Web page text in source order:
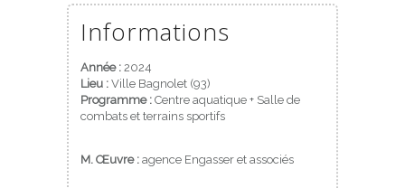
Informations
Année : 2024
Lieu : Ville Bagnolet (93)
Programme : Centre aquatique + Salle de
combats et terrains sportifs
M. Œuvre : agence Engasser et associés